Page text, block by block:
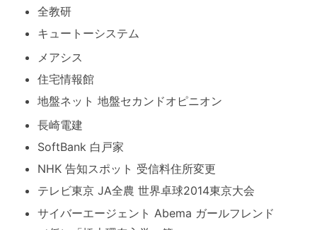
全教研
キュートーシステム
メアシス
住宅情報館
地盤ネット 地盤セカンドオピニオン
長崎電建
SoftBank 白戸家
NHK 告知スポット 受信料住所変更
テレビ東京 JA全農 世界卓球2014東京大会
サイバーエージェント Abema ガールフレンド